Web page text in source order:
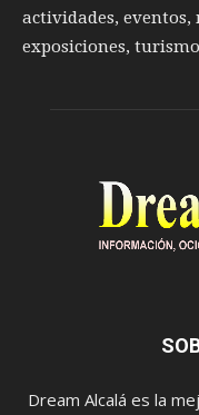
actividades,
exposiciones,
Dream Alcalá es la